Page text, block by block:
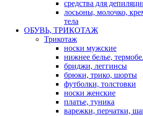
средства для
лосьоны, молочко,
тела
ОБУВЬ, ТРИКОТАЖ
Трикотаж
носки мужские
нижнее белье,
бриджи, леггинсы
брюки, трико, шорты
футболки, толстовки
носки женские
платье, туника
варежки, перчатки,